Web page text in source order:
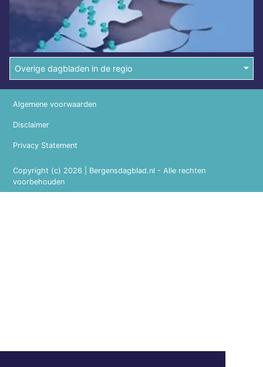
Overige dagbladen in de regio
Copyright (c) 2026 | Bergensdagblad.nl - Alle rechten
voorbehouden
Algemene voorwaarden
Disclaimer
Privacy Statement